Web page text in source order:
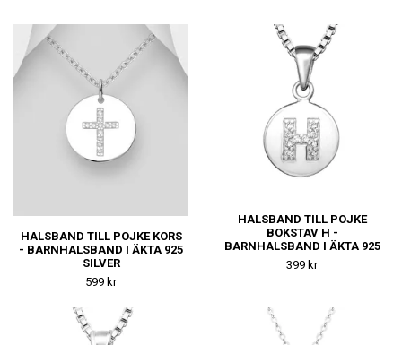
HALSBAND TILL POJKE KORS
- BARNHALSBAND I ÄKTA 925
SILVER
599 kr
HALSBAND TILL POJKE
BOKSTAV H -
BARNHALSBAND I ÄKTA 925
SILVER
399 kr